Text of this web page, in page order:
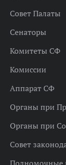
Совет Палаты
Сенаторы
Комитеты СФ
Комиссии
Аппарат СФ
Органы при
Органы при
Совет
Полномочные